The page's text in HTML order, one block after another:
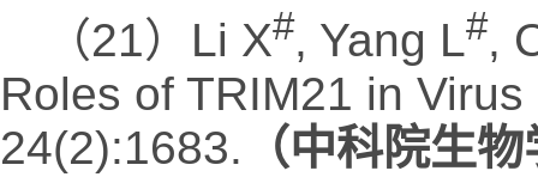
（21）Li X#, Yang L#,
Roles of TRIM21 in
24(2):1683. （中科院生